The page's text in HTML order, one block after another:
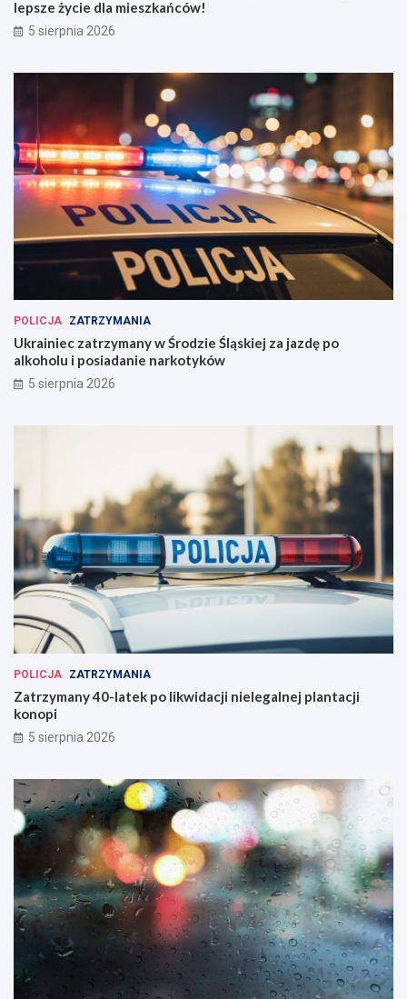
lepsze życie dla mieszkańców!
5 sierpnia 2026
POLICJA ZATRZYMANIA
Ukrainiec zatrzymany w Środzie Śląskiej za jazdę po
alkoholu i posiadanie narkotyków
5 sierpnia 2026
POLICJA ZATRZYMANIA
Zatrzymany 40-latek po likwidacji nielegalnej plantacji
konopi
5 sierpnia 2026